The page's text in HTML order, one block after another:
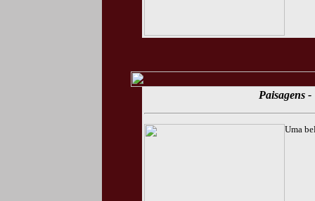
Paisagens
Uma